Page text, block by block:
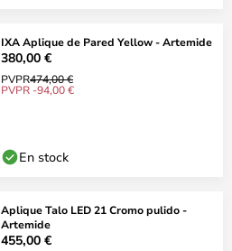
IXA Aplique de Pared Yellow - Artemide
380,00 €
PVPR474,00 €
PVPR -94,00 €
En stock
Aplique Talo LED 21 Cromo pulido -
Artemide
455,00 €